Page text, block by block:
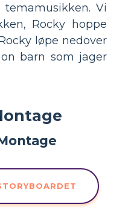
Vi
Rocky hoppe
løpe nedover
barn som jager